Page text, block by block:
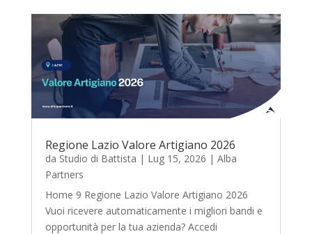
Regione Lazio Valore Artigiano 2026
da Studio di Battista | Lug 15, 2026 | Alba
Partners
Home 9 Regione Lazio Valore Artigiano 2026
Vuoi ricevere automaticamente i migliori bandi e
opportunità per la tua azienda? Accedi